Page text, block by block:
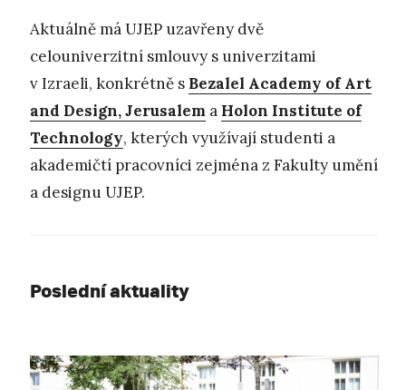
Aktuálně má UJEP uzavřeny dvě
celouniverzitní smlouvy s univerzitami
v Izraeli, konkrétně s Bezalel Academy of Art
and Design, Jerusalem a Holon Institute of
Technology, kterých využívají studenti a
akademičtí pracovníci zejména z Fakulty umění
a designu UJEP.
Poslední aktuality